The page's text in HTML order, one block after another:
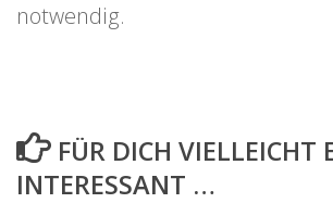
notwendig.
FÜR DICH VIELLEICHT
INTERESSANT …